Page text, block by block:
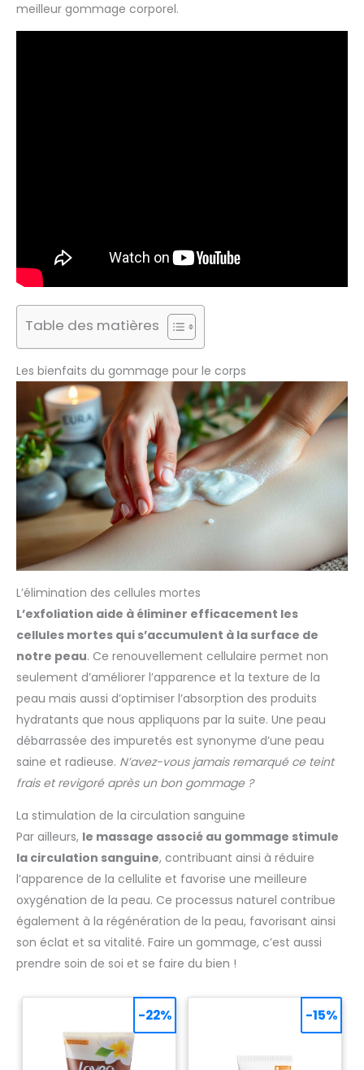
meilleur gommage corporel.
Table des matières
Les bienfaits du gommage pour le corps
L’élimination des cellules mortes
L’exfoliation aide à éliminer efficacement les
cellules mortes qui s’accumulent à la surface de
notre peau. Ce renouvellement cellulaire permet non
seulement d’améliorer l’apparence et la texture de la
peau mais aussi d’optimiser l’absorption des produits
hydratants que nous appliquons par la suite. Une peau
débarrassée des impuretés est synonyme d’une peau
saine et radieuse. N’avez-vous jamais remarqué ce teint
frais et revigoré après un bon gommage ?
La stimulation de la circulation sanguine
Par ailleurs, le massage associé au gommage stimule
la circulation sanguine, contribuant ainsi à réduire
l’apparence de la cellulite et favorise une meilleure
oxygénation de la peau. Ce processus naturel contribue
également à la régénération de la peau, favorisant ainsi
son éclat et sa vitalité. Faire un gommage, c’est aussi
prendre soin de soi et se faire du bien !
-22% -15%